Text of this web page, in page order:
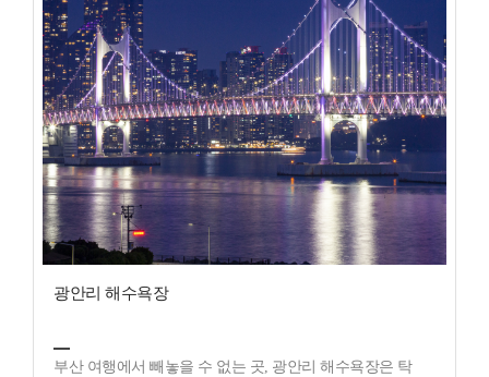
광안리 해수욕장
부산 여행에서 빼놓을 수 없는 곳, 광안리 해수욕장은 탁